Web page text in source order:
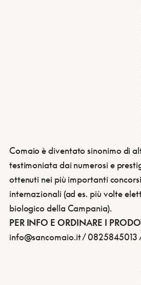
Comaio è diventato sinonimo di
testimoniata dai numerosi e
ottenuti nei più importanti
internazionali (ad es. più volte
biologico della Campania).
PER INFO E ORDINARE I
info@sancomaio.it / 0825845013